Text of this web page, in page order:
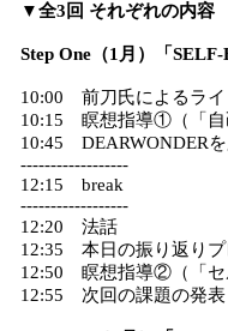
▼全3回 それぞれの内容
Step One（1月）「SELF-
10:00 前刀氏によるライ
10:15 瞑想指導①（「自
10:45 DEARWONDER
------------------
12:15 break
------------------
12:20 法話
12:35 本日の振り返りプ
12:50 瞑想指導②（「セ
12:55 次回の課題の発表